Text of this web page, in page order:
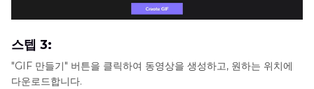
스텝 3:
"GIF 만들기" 버튼을 클릭하여 동영상을 생성하고, 원하는 위치에
다운로드합니다.